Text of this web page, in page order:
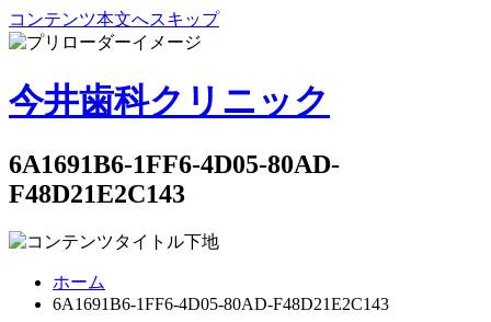
コンテンツ本文へスキップ
今井歯科クリニック
6A1691B6-1FF6-4D05-80AD-
F48D21E2C143
ホーム
6A1691B6-1FF6-4D05-80AD-F48D21E2C143